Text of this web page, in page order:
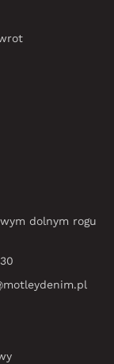
dolnym rogu